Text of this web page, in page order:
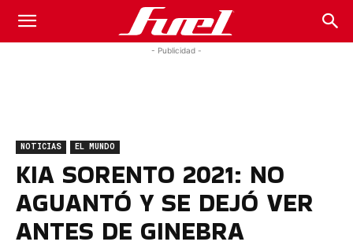
Fuel
Magazine
- Publicidad -
NOTICIAS EL MUNDO
KIA SORENTO 2021: NO
AGUANTÓ Y SE DEJÓ VER
ANTES DE GINEBRA